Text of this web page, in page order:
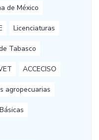
de México
Licenciaturas
Tabasco
ACCECISO
agropecuarias